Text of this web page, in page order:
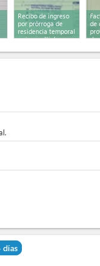
Recibo de ingreso
por prórroga de
residencia temporal
y visa multiple
duplicado)
de
de
+
días